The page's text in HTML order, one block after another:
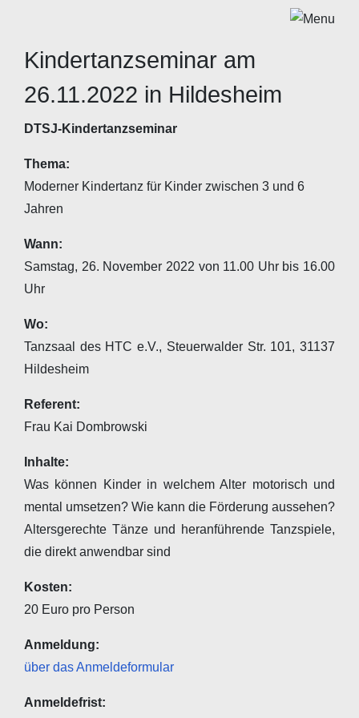
Kindertanzseminar am
26.11.2022 in Hildesheim
DTSJ-Kindertanzseminar
Thema:
Moderner Kindertanz für Kinder zwischen 3 und 6
Jahren
Wann:
Samstag, 26. November 2022 von 11.00 Uhr bis 16.00
Uhr
Wo:
Tanzsaal des HTC e.V., Steuerwalder Str. 101, 31137
Hildesheim
Referent:
Frau Kai Dombrowski
Inhalte:
Was können Kinder in welchem Alter motorisch und
mental umsetzen? Wie kann die Förderung aussehen?
Altersgerechte Tänze und heranführende Tanzspiele,
die direkt anwendbar sind
Kosten:
20 Euro pro Person
Anmeldung:
über das Anmeldeformular
Anmeldefrist: